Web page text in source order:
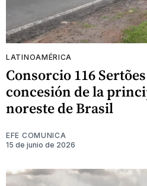
LATINOAMÉRICA
Consorcio 116
concesión de la
noreste de Brasil
EFE COMUNICA
15 de junio de 2026